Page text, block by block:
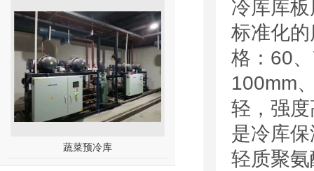
蔬菜预冷库
冷库库
标准化
格：60
100mm
轻，强
是冷库
轻质聚